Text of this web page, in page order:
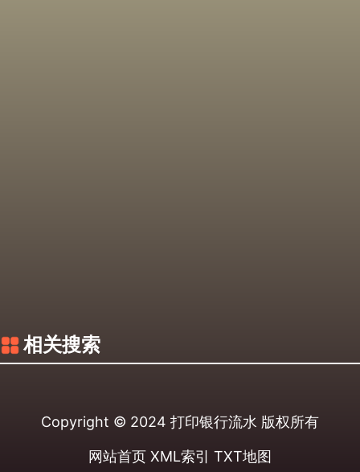
相关搜索
Copyright © 2024 打印银行流水 版权所有
网站首页 XML索引 TXT地图